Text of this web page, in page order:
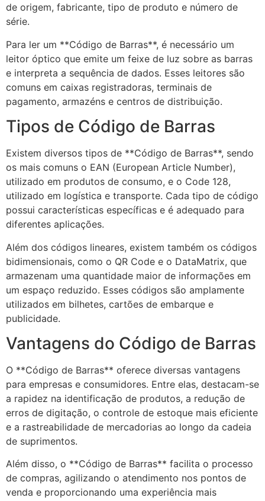
de origem, fabricante, tipo de produto e número de
série.
Para ler um **Código de Barras**, é necessário um
leitor óptico que emite um feixe de luz sobre as barras
e interpreta a sequência de dados. Esses leitores são
comuns em caixas registradoras, terminais de
pagamento, armazéns e centros de distribuição.
Tipos de Código de Barras
Existem diversos tipos de **Código de Barras**, sendo
os mais comuns o EAN (European Article Number),
utilizado em produtos de consumo, e o Code 128,
utilizado em logística e transporte. Cada tipo de código
possui características específicas e é adequado para
diferentes aplicações.
Além dos códigos lineares, existem também os códigos
bidimensionais, como o QR Code e o DataMatrix, que
armazenam uma quantidade maior de informações em
um espaço reduzido. Esses códigos são amplamente
utilizados em bilhetes, cartões de embarque e
publicidade.
Vantagens do Código de Barras
O **Código de Barras** oferece diversas vantagens
para empresas e consumidores. Entre elas, destacam-se
a rapidez na identificação de produtos, a redução de
erros de digitação, o controle de estoque mais eficiente
e a rastreabilidade de mercadorias ao longo da cadeia
de suprimentos.
Além disso, o **Código de Barras** facilita o processo
de compras, agilizando o atendimento nos pontos de
venda e proporcionando uma experiência mais